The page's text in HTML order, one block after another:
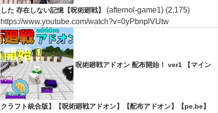
した 存在しない記憶【呪術廻戦】 (afternol-game1) (2,175)
https://www.youtube.com/watch?v=0yPbnplVUtw
呪術廻戦アドオン 配布開始！ ver1 【マイン
クラフト統合版】【呪術廻戦アドオン】【配布アドオン】【pe.be】